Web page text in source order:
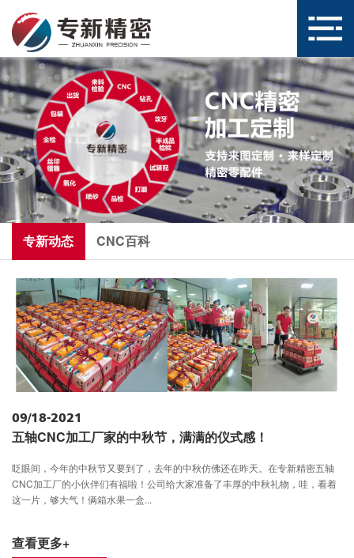
专新动态 CNC百科
09/18-2021
五轴CNC加工厂家的中秋节，满满的仪式感！
眨眼间，今年的中秋节又要到了，去年的中秋仿佛还在昨天。在专新精密五轴
CNC加工厂的小伙伴们有福啦！公司给大家准备了丰厚的中秋礼物，哇，看着
这一片，够大气！俩箱水果一盒...
查看更多+